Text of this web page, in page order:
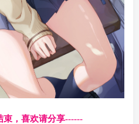
束，喜欢请分享------